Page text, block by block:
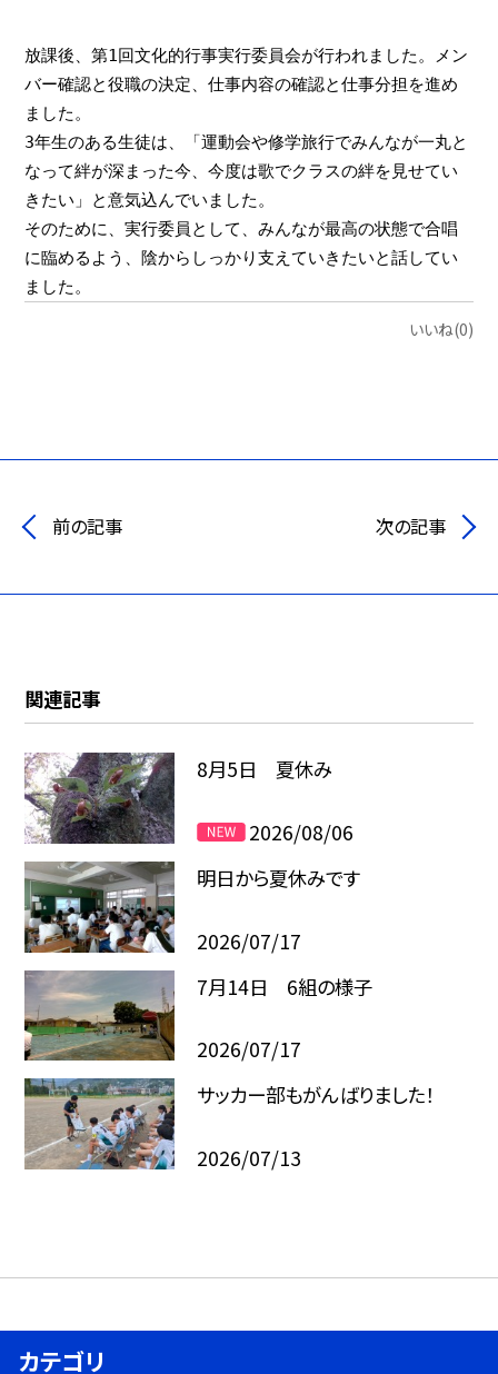
放課後、第1回文化的行事実行委員会が行われました。メン
バー確認と役職の決定、仕事内容の確認と仕事分担を進め
ました。
3年生のある生徒は、「運動会や修学旅行でみんなが一丸と
なって絆が深まった今、今度は歌でクラスの絆を見せてい
きたい」と意気込んでいました。
そのために、実行委員として、みんなが最高の状態で合唱
に臨めるよう、陰からしっかり支えていきたいと話してい
ました。
いいね(0)
前の記事 次の記事
関連記事
8月5日 夏休み
2026/08/06
明日から夏休みです
2026/07/17
7月14日 6組の様子
2026/07/17
サッカー部もがんばりました！
2026/07/13
カテゴリ